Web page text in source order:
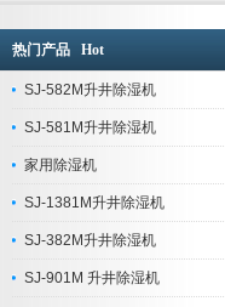
热门产品 Hot
SJ-582M升井除湿机
SJ-581M升井除湿机
家用除湿机
SJ-1381M升井除湿机
SJ-382M升井除湿机
SJ-901M 升井除湿机